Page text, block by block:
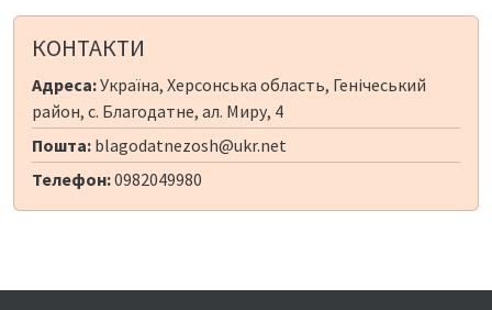
КОНТАКТИ
Адреса:Україна, Херсонська область, Генічеський
район, с. Благодатне, ал. Миру, 4
Пошта: blagodatnezosh@ukr.net
Телефон:0982049980